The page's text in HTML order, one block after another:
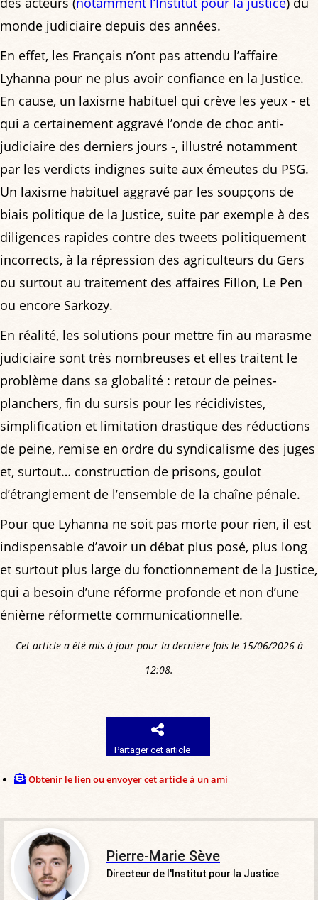
monde judiciaire depuis des années.
En effet, les Français n’ont pas attendu l’affaire
Lyhanna pour ne plus avoir confiance en la Justice.
En cause, un laxisme habituel qui crève les yeux - et
qui a certainement aggravé l’onde de choc anti-
judiciaire des derniers jours -, illustré notamment
par les verdicts indignes suite aux émeutes du PSG.
Un laxisme habituel aggravé par les soupçons de
biais politique de la Justice, suite par exemple à des
diligences rapides contre des tweets politiquement
incorrects, à la répression des agriculteurs du Gers
ou surtout au traitement des affaires Fillon, Le Pen
ou encore Sarkozy.
En réalité, les solutions pour mettre fin au marasme
judiciaire sont très nombreuses et elles traitent le
problème dans sa globalité : retour de peines-
planchers, fin du sursis pour les récidivistes,
simplification et limitation drastique des réductions
de peine, remise en ordre du syndicalisme des juges
et, surtout… construction de prisons, goulot
d’étranglement de l’ensemble de la chaîne pénale.
Pour que Lyhanna ne soit pas morte pour rien, il est
indispensable d’avoir un débat plus posé, plus long
et surtout plus large du fonctionnement de la Justice,
qui a besoin d’une réforme profonde et non d’une
énième réformette communicationnelle.
Cet article a été mis à jour pour la dernière fois le 15/06/2026 à
12:08.
Partager cet article
Obtenir le lien ou envoyer cet article à un ami
Pierre-Marie Sève
Directeur de l'Institut pour la Justice